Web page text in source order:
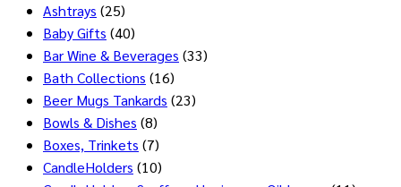
Ashtrays (25)
Baby Gifts (40)
Bar Wine & Beverages (33)
Bath Collections (16)
Beer Mugs Tankards (23)
Bowls & Dishes (8)
Boxes, Trinkets (7)
CandleHolders (10)